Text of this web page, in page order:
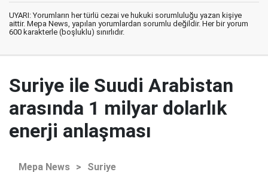
UYARI: Yorumların her türlü cezai ve hukuki sorumluluğu yazan kişiye
aittir. Mepa News, yapılan yorumlardan sorumlu değildir. Her bir yorum
600 karakterle (boşluklu) sınırlıdır.
Suriye ile Suudi Arabistan
arasında 1 milyar dolarlık
enerji anlaşması
Mepa News > Suriye